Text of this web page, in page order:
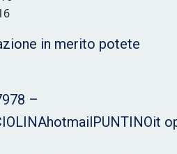
in merito potete
–